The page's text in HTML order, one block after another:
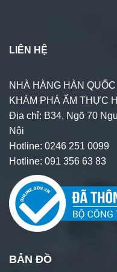
LIÊN HỆ
NHÀ HÀNG HÀN
KHÁM PHÁ ẨM THỰC
Địa chỉ: B34, Ngõ 70
Nội
Hotline: 0246 251 0099
Hotline: 091 356 63 83
BẢN ĐỒ